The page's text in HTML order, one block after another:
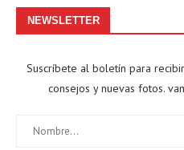
NEWSLETTER
Suscríbete al boletín para
consejos y nuevas fotos.